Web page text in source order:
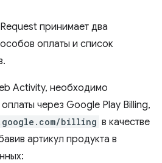
принимает два
оплаты и список
Activity, необходимо
через Google Play Billing,
billing в качестве
артикул продукта в